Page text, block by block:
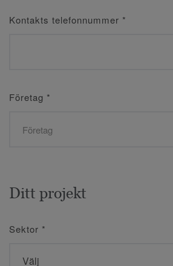
Kontakts telefonnummer *
Företag *
Ditt projekt
Sektor *